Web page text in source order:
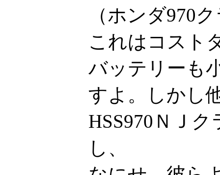
（ホンダ970
これはコスト
バッテリーも
すよ。しかし
HSS970ＮＪ
し、